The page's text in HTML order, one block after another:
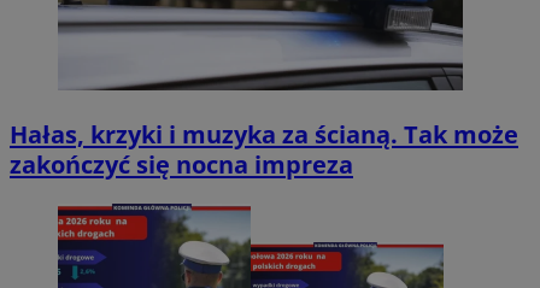
Hałas, krzyki i muzyka za ścianą. Tak może
zakończyć się nocna impreza